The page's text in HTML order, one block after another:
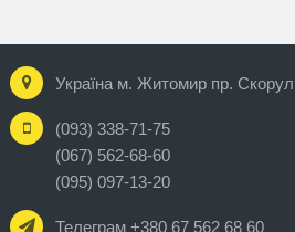
Україна м. Житомир пр.
(093) 338-71-75
(067) 562-68-60
(095) 097-13-20
Телеграм +380 67 562 68 60